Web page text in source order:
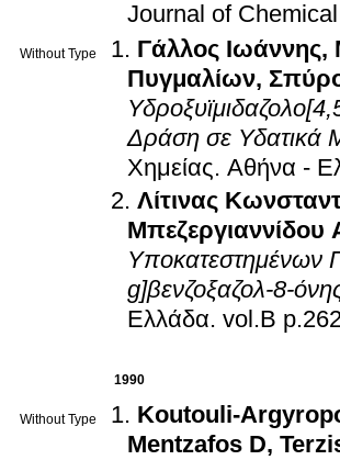
Journal of
Without Type Γάλλος Ιωάννης,
Πυγμαλίων,
Δράση σε Υδατικά
Χημείας. Αθήνα -
Λίτινας
Μπεζεργιαννίδου
g]βενζοξαζολ-8-
Ελλάδα. vol.Β
1990
Without Type
Koutouli-
Mentzafos D,